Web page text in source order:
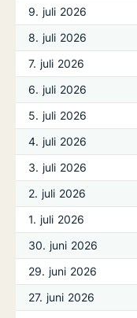
9. juli 2026
8. juli 2026
7. juli 2026
6. juli 2026
5. juli 2026
4. juli 2026
3. juli 2026
2. juli 2026
1. juli 2026
30. juni 2026
29. juni 2026
27. juni 2026